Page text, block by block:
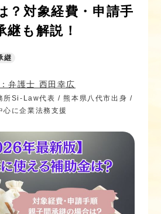
？対象経費・申請手
継も解説！
継
弁護士 西田幸広
所Si-Law代表 / 熊本県八代市出身 /
心に企業法務支援